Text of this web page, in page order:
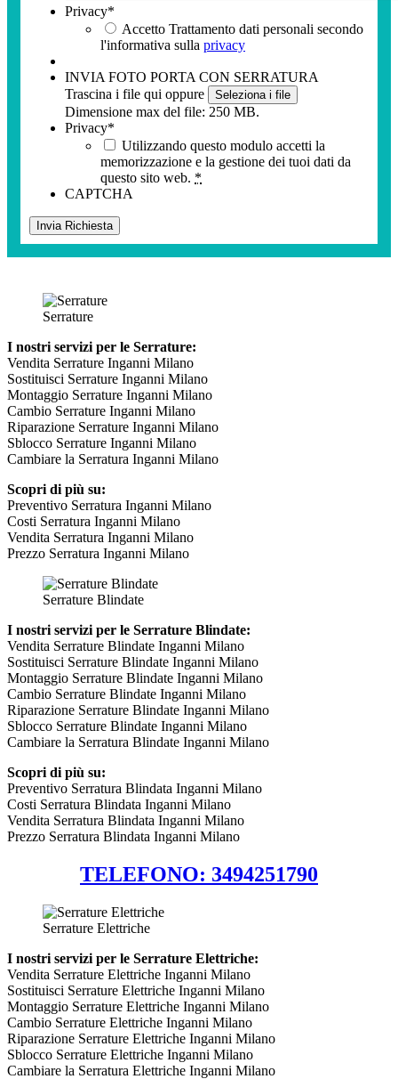
Privacy*
Accetto Trattamento dati personali secondo
l'informativa sulla privacy
INVIA FOTO PORTA CON SERRATURA
Trascina i file qui oppure
Seleziona i file
Dimensione max del file: 250 MB.
Privacy*
Utilizzando questo modulo accetti la
memorizzazione e la gestione dei tuoi dati da
questo sito web. *
CAPTCHA
Serrature
I nostri servizi per le Serrature:
Vendita Serrature Inganni Milano
Sostituisci Serrature Inganni Milano
Montaggio Serrature Inganni Milano
Cambio Serrature Inganni Milano
Riparazione Serrature Inganni Milano
Sblocco Serrature Inganni Milano
Cambiare la Serratura Inganni Milano
Scopri di più su:
Preventivo Serratura Inganni Milano
Costi Serratura Inganni Milano
Vendita Serratura Inganni Milano
Prezzo Serratura Inganni Milano
Serrature Blindate
I nostri servizi per le Serrature Blindate:
Vendita Serrature Blindate Inganni Milano
Sostituisci Serrature Blindate Inganni Milano
Montaggio Serrature Blindate Inganni Milano
Cambio Serrature Blindate Inganni Milano
Riparazione Serrature Blindate Inganni Milano
Sblocco Serrature Blindate Inganni Milano
Cambiare la Serratura Blindate Inganni Milano
Scopri di più su:
Preventivo Serratura Blindata Inganni Milano
Costi Serratura Blindata Inganni Milano
Vendita Serratura Blindata Inganni Milano
Prezzo Serratura Blindata Inganni Milano
TELEFONO: 3494251790
Serrature Elettriche
I nostri servizi per le Serrature Elettriche:
Vendita Serrature Elettriche Inganni Milano
Sostituisci Serrature Elettriche Inganni Milano
Montaggio Serrature Elettriche Inganni Milano
Cambio Serrature Elettriche Inganni Milano
Riparazione Serrature Elettriche Inganni Milano
Sblocco Serrature Elettriche Inganni Milano
Cambiare la Serratura Elettriche Inganni Milano